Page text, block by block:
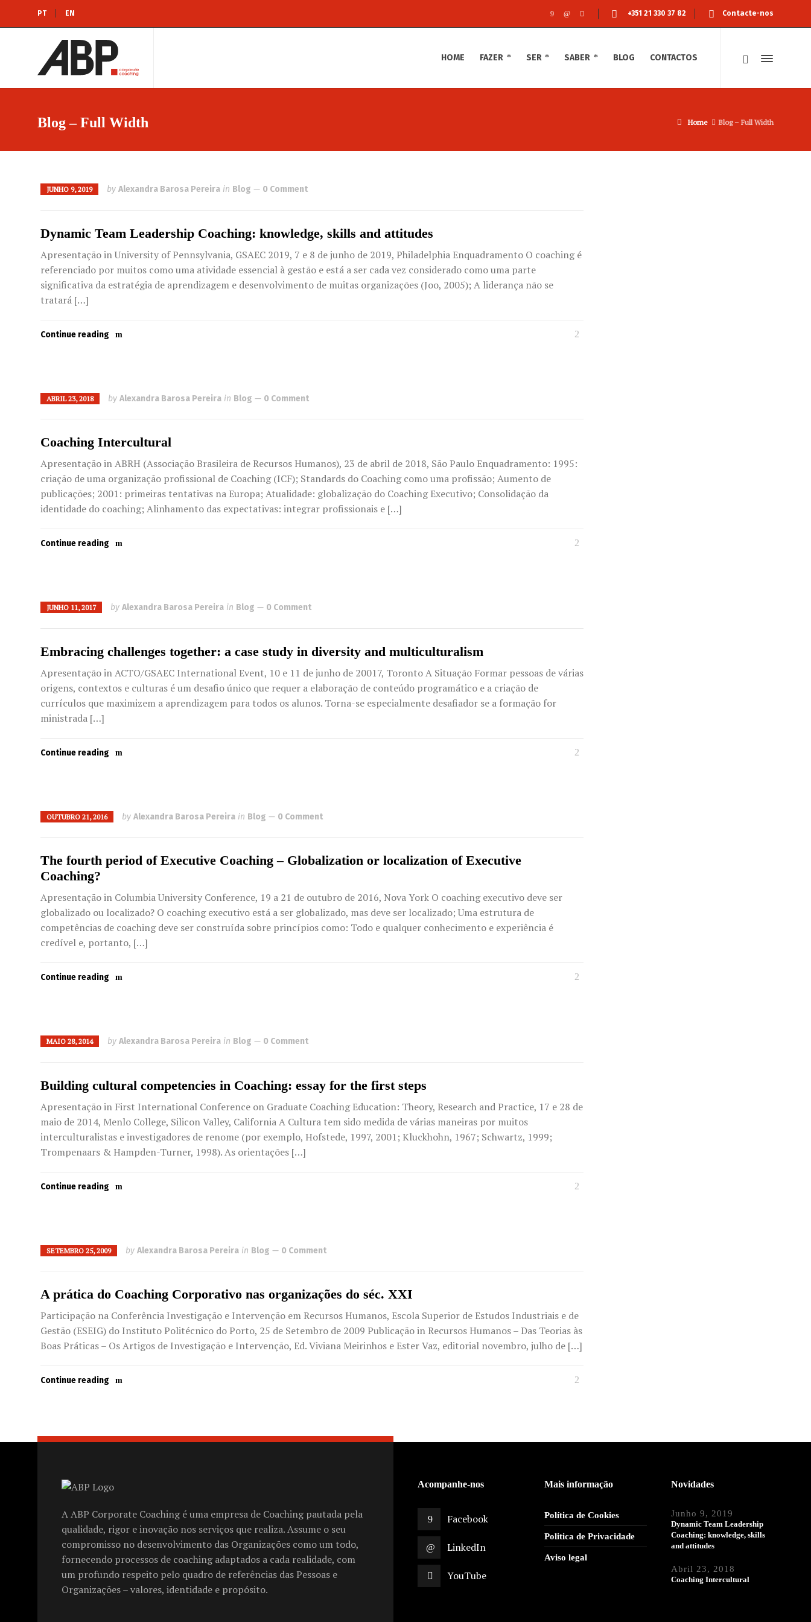
PT EN +351 21 330 37 82 Contacte-nos
HOME FAZER SER SABER BLOG CONTACTOS
Blog – Full Width Home Blog – Full Width
JUNHO 9, 2019 by Alexandra Barosa Pereira in Blog 0 Comment
Dynamic Team Leadership Coaching: knowledge, skills and attitudes
Apresentação in University of Pennsylvania, GSAEC 2019, 7 e 8 de junho de 2019, Philadelphia Enquadramento O coaching é
referenciado por muitos como uma atividade essencial à gestão e está a ser cada vez considerado como uma parte
significativa da estratégia de aprendizagem e desenvolvimento de muitas organizações (Joo, 2005); A liderança não se
tratará […]
Continue reading
ABRIL 23, 2018 by Alexandra Barosa Pereira in Blog 0 Comment
Coaching Intercultural
Apresentação in ABRH (Associação Brasileira de Recursos Humanos), 23 de abril de 2018, São Paulo Enquadramento: 1995:
criação de uma organização profissional de Coaching (ICF); Standards do Coaching como uma profissão; Aumento de
publicações; 2001: primeiras tentativas na Europa; Atualidade: globalização do Coaching Executivo; Consolidação da
identidade do coaching; Alinhamento das expectativas: integrar profissionais e […]
Continue reading
JUNHO 11, 2017 by Alexandra Barosa Pereira in Blog 0 Comment
Embracing challenges together: a case study in diversity and multiculturalism
Apresentação in ACTO/GSAEC International Event, 10 e 11 de junho de 20017, Toronto A Situação Formar pessoas de várias
origens, contextos e culturas é um desafio único que requer a elaboração de conteúdo programático e a criação de
currículos que maximizem a aprendizagem para todos os alunos. Torna-se especialmente desafiador se a formação for
ministrada […]
Continue reading
OUTUBRO 21, 2016 by Alexandra Barosa Pereira in Blog 0 Comment
The fourth period of Executive Coaching – Globalization or localization of Executive
Coaching?
Apresentação in Columbia University Conference, 19 a 21 de outubro de 2016, Nova York O coaching executivo deve ser
globalizado ou localizado? O coaching executivo está a ser globalizado, mas deve ser localizado; Uma estrutura de
competências de coaching deve ser construída sobre princípios como: Todo e qualquer conhecimento e experiência é
credível e, portanto, […]
Continue reading
MAIO 28, 2014 by Alexandra Barosa Pereira in Blog 0 Comment
Building cultural competencies in Coaching: essay for the first steps
Apresentação in First International Conference on Graduate Coaching Education: Theory, Research and Practice, 17 e 28 de
maio de 2014, Menlo College, Silicon Valley, California A Cultura tem sido medida de várias maneiras por muitos
interculturalistas e investigadores de renome (por exemplo, Hofstede, 1997, 2001; Kluckhohn, 1967; Schwartz, 1999;
Trompenaars & Hampden-Turner, 1998). As orientações […]
Continue reading
SETEMBRO 25, 2009 by Alexandra Barosa Pereira in Blog 0 Comment
A prática do Coaching Corporativo nas organizações do séc. XXI
Participação na Conferência Investigação e Intervenção em Recursos Humanos, Escola Superior de Estudos Industriais e de
Gestão (ESEIG) do Instituto Politécnico do Porto, 25 de Setembro de 2009 Publicação in Recursos Humanos – Das Teorias às
Boas Práticas – Os Artigos de Investigação e Intervenção, Ed. Viviana Meirinhos e Ester Vaz, editorial novembro, julho de […]
Continue reading
A ABP Corporate Coaching é uma empresa de Coaching pautada pela
qualidade, rigor e inovação nos serviços que realiza. Assume o seu
compromisso no desenvolvimento das Organizações como um todo,
fornecendo processos de coaching adaptados a cada realidade, com
um profundo respeito pelo quadro de referências das Pessoas e
Organizações – valores, identidade e propósito.
Acompanhe-nos
Facebook
LinkedIn
YouTube
Mais informação
Política de Cookies
Politica de Privacidade
Aviso legal
Novidades
Junho 9, 2019
Dynamic Team Leadership
Coaching: knowledge, skills
and attitudes
Abril 23, 2018
Coaching Intercultural